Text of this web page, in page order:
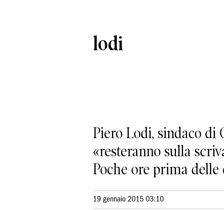
lodi
Piero Lodi, sindaco di
«resteranno sulla
Poche ore prima delle
19 gennaio 2015 03:10